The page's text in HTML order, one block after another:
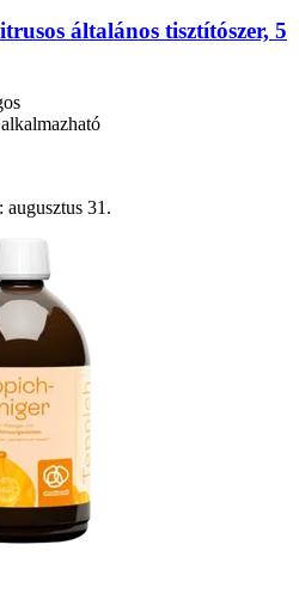
általános tisztítószer, 5
augusztus 31.